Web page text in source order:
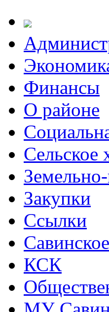
Финансы
О районе
Сельское
Закупки
Ссылки
КСК